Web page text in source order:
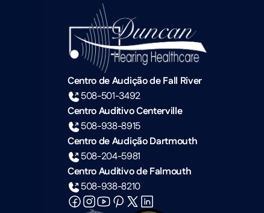
Centro de Audição de Fall River
508-501-3492
Centro Auditivo Centerville
508-938-8915
Centro de Audição Dartmouth
508-204-5981
Centro Auditivo de Falmouth
508-938-8210